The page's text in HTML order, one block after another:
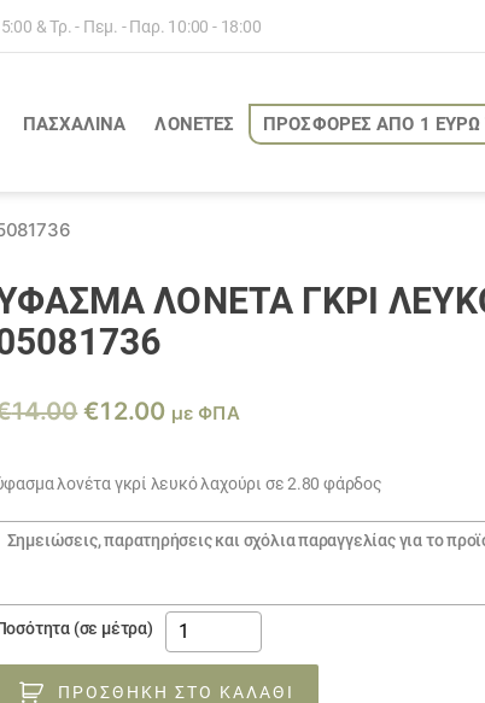
& Τρ. - Πεμ. - Παρ. 10:00 - 18:00
ΠΑΣΧΑΛΙΝΑ ΛΟΝΈΤΕΣ ΠΡΟΣΦΟΡΕΣ ΑΠΟ 1
ΛΟΝΈΤΑ ΓΚΡΊ
14.00Original
was:
€14.00.
€12.00Η
τιμή
είναι:
€12.00.
με ΦΠΑ
λονέτα γκρί λευκό λαχούρι σε 2.80 φάρδος
Σημειώσεις
(σε μέτρα)
ύφασμα
λονέτα
γκρί
ΠΡΟΣΘΉΚΗ ΣΤΟ ΚΑΛΆΘΙ